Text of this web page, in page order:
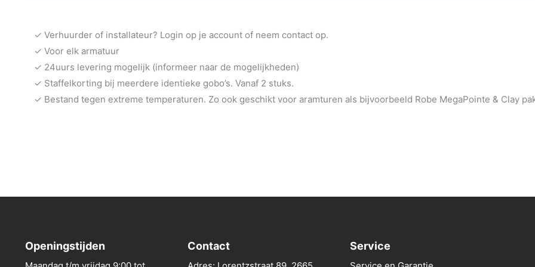
✓ Verhuurder of installateur? Login op je account of neem contact op.
✓ Voor elk armatuur
✓ 24uurs levering mogelijk (informeer naar de mogelijkheden)
✓ Staffelkorting bij meerdere identieke gobo’s. Vanaf 2 stuks.
✓ Bestand tegen extreme temperaturen. Zo ook geschikt voor aramturen als bijvoorbeeld Robe MegaPointe & Clay
Openingstijden Contact Service